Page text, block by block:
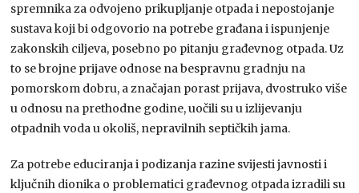
spremnika za odvojeno prikupljanje otpada i nepostojanje
sustava koji bi odgovorio na potrebe građana i ispunjenje
zakonskih ciljeva, posebno po pitanju građevnog otpada. Uz
to se brojne prijave odnose na bespravnu gradnju na
pomorskom dobru, a značajan porast prijava, dvostruko više
u odnosu na prethodne godine, uočili su u izlijevanju
otpadnih voda u okoliš, nepravilnih septičkih jama.
Za potrebe educiranja i podizanja razine svijesti javnosti i
ključnih dionika o problematici građevnog otpada izradili su